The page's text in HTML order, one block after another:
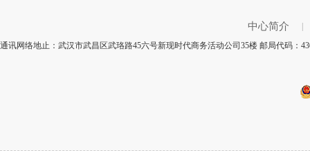
中心简介
通讯网络地止：武汉市武昌区武珞路45六号新现时代商务活动公司35楼 邮局代码：